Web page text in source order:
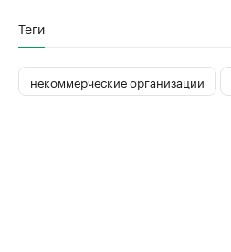
Теги
некоммерческие организации